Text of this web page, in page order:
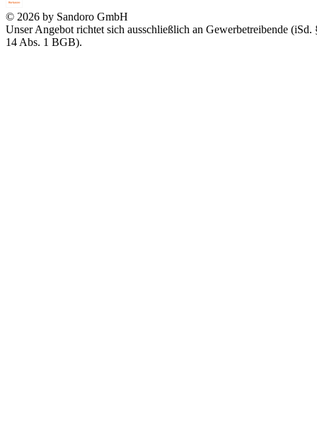
© 2026 by Sandoro GmbH
Unser Angebot richtet sich ausschließlich an Gewerbetreibende (iSd.
14 Abs. 1 BGB).